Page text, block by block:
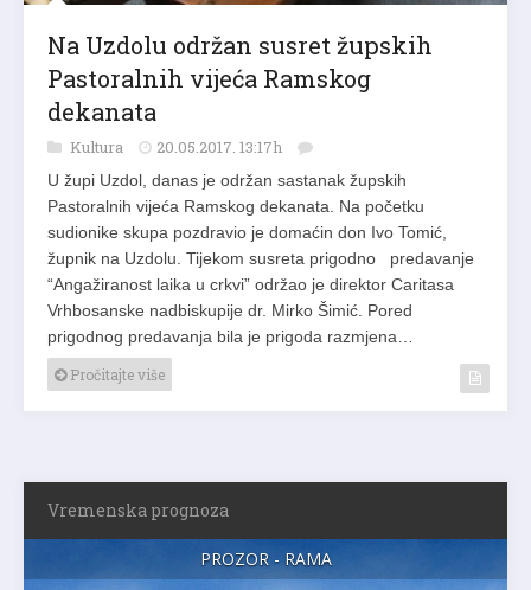
Na Uzdolu održan susret župskih
Pastoralnih vijeća Ramskog
dekanata
Kultura 20.05.2017. 13:17h
U župi Uzdol, danas je održan sastanak župskih
Pastoralnih vijeća Ramskog dekanata. Na početku
sudionike skupa pozdravio je domaćin don Ivo Tomić,
župnik na Uzdolu. Tijekom susreta prigodno predavanje
“Angažiranost laika u crkvi” održao je direktor Caritasa
Vrhbosanske nadbiskupije dr. Mirko Šimić. Pored
prigodnog predavanja bila je prigoda razmjena…
Pročitajte više
Vremenska prognoza
PROZOR - RAMA